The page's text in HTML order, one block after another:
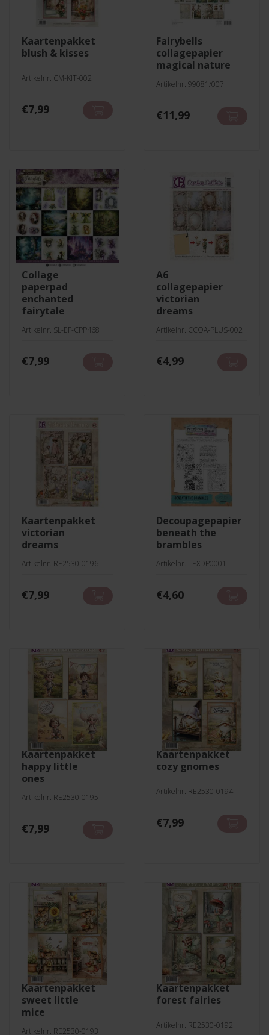
kaartenpakket
blush & kisses
Artikelnr. CM-KIT-002
€7,99
fairybells
collagepapier
magical nature
Artikelnr. 99081/007
€11,99
collage
paperpad
enchanted
fairytale
Artikelnr. SL-EF-CPP468
€7,99
a6
collagepapier
victorian
dreams
Artikelnr. CCOA-PLUS-002
€4,99
kaartenpakket
victorian
dreams
Artikelnr. RE2530-0196
€7,99
decoupagepapier
beneath the
brambles
Artikelnr. TEXDP0001
€4,60
kaartenpakket
happy little
ones
Artikelnr. RE2530-0195
€7,99
kaartenpakket
cozy gnomes
Artikelnr. RE2530-0194
€7,99
kaartenpakket
sweet little
mice
Artikelnr. RE2530-0193
kaartenpakket
forest fairies
Artikelnr. RE2530-0192